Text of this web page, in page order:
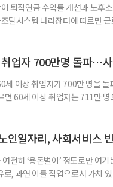
퇴직연금 수익률 개선과 노후
달시스템 나라장터에 따르면
위해 기금형 퇴직연금 도입 검토
업자 700만명 돌파…
세 이상 취업자가 700만 명을
면 60세 이상 취업자는 711만
점 및 주점업은 4만1000명 증가
인일자리, 사회서비스
전히 ‘용돈벌이’ 정도로만 여
로, 과연 이를 직업으로서 가치